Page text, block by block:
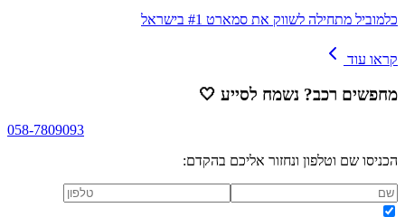
כלמוביל מתחילה לשווק את סמארט #1 בישראל
קראו עוד
מחפשים רכב? נשמח לסייע 🤍
058-7809093
הכניסו שם וטלפון ונחזור אליכם בהקדם: